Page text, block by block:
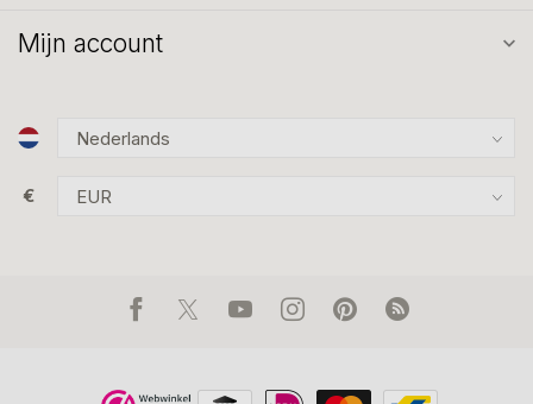
Mijn account
€